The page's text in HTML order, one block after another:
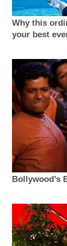
Why this
your best
Bollywood’s